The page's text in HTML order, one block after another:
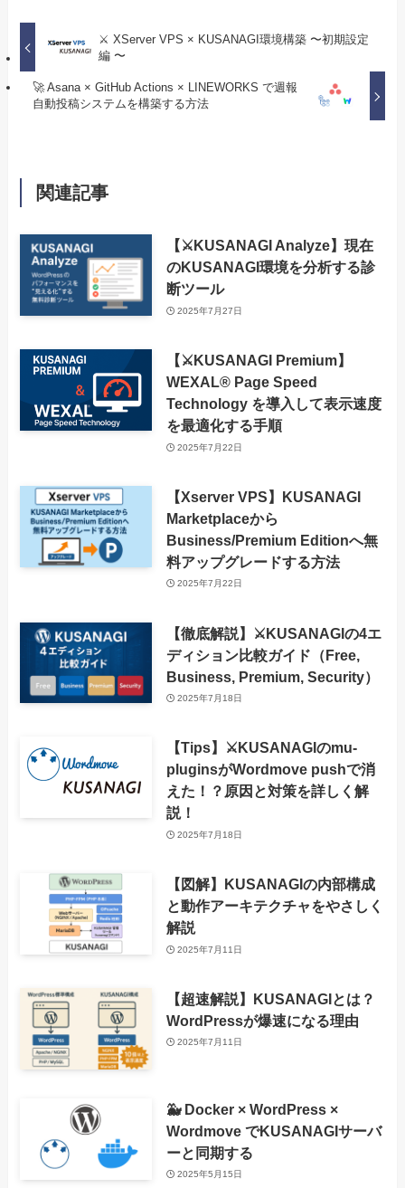
⚔️ XServer VPS × KUSANAGI環境構築 〜初期設定
編 〜
🚀 Asana × GitHub Actions × LINEWORKS で週報
自動投稿システムを構築する方法
関連記事
【⚔️KUSANAGI Analyze】現在
のKUSANAGI環境を分析する診
断ツール
2025年7月27日
【⚔️KUSANAGI Premium】
WEXAL® Page Speed
Technology を導入して表示速度
を最適化する手順
2025年7月22日
【Xserver VPS】KUSANAGI
Marketplaceから
Business/Premium Editionへ無
料アップグレードする方法
2025年7月22日
【徹底解説】⚔️KUSANAGIの4エ
ディション比較ガイド（Free,
Business, Premium, Security）
2025年7月18日
【Tips】⚔️KUSANAGIのmu-
pluginsがWordmove pushで消
えた！？原因と対策を詳しく解
説！
2025年7月18日
【図解】KUSANAGIの内部構成
と動作アーキテクチャをやさしく
解説
2025年7月11日
【超速解説】KUSANAGIとは？
WordPressが爆速になる理由
2025年7月11日
🐳 Docker × WordPress ×
Wordmove でKUSANAGIサーバ
ーと同期する
2025年5月15日